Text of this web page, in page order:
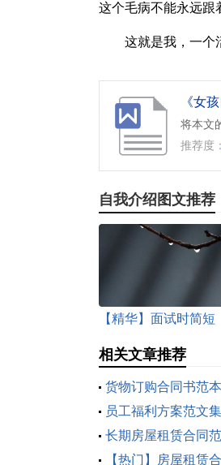
这个毛病不能永远跟
这就是我，一个
《女
将本文
推荐度：
自我介绍图文推荐
【精华】面试时简短
相关文章推荐
货物订购合同书范本
员工福利方案范文
长期房屋租赁合同
【热门】房屋租赁